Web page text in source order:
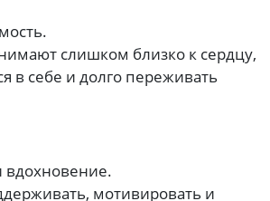
слишком близко к сердцу,
в себе и долго переживать
вдохновение.
мотивировать и